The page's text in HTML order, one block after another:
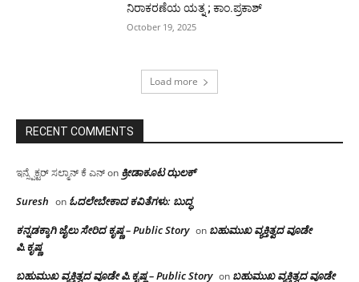
ನಿರಾಕರಣೆಯ ಯತ್ನ ; ಕಾಂ.ಪ್ರಕಾಶ್
October 19, 2025
Load more
RECENT COMMENTS
ಇನ್ಸ್ಪೆಕ್ಟರ್ ಸಲ್ಮಾನ್ ಕೆ ಎನ್on ಕ್ರೀಡಾಕೂಟ ಝಲಕ್
Suresh on ಓದಲೇಬೇಕಾದ‌ ಕವಿತೆಗಳು: ಬುದ್ಧ
ಕನ್ನಡಕ್ಕಾಗಿ ಜೈಲು ಸೇರಿದ ಕೃಷ್ಣ – Public Story on ಬಹುಮುಖ ವ್ಯಕ್ತಿತ್ವದ ವೂಡೇ
ಪಿ.ಕೃಷ್ಣ
ಬಹುಮುಖ ವ್ಯಕ್ತಿತ್ವದ ವೂಡೇ ಪಿ.ಕೃಷ್ಣ – Public Story on ಬಹುಮುಖ ವ್ಯಕ್ತಿತ್ವದ ವೂಡೇ